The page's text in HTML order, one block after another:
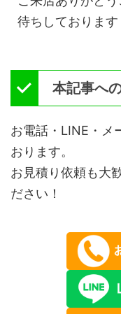
待ちしております
本記事へ
お電話・LINE・メ
おります。
お見積り依頼も大
ださい！